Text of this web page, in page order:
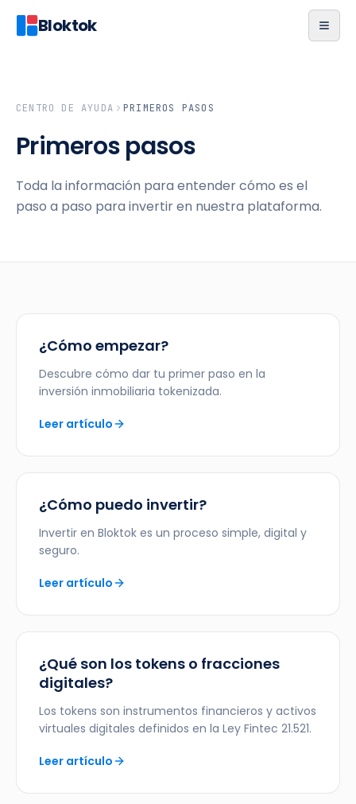
Bloktok
CENTRO DE AYUDA PRIMEROS PASOS
Primeros pasos
Toda la información para entender cómo es el
paso a paso para invertir en nuestra plataforma.
¿Cómo empezar?
Descubre cómo dar tu primer paso en la
inversión inmobiliaria tokenizada.
Leer artículo
¿Cómo puedo invertir?
Invertir en Bloktok es un proceso simple, digital y
seguro.
Leer artículo
¿Qué son los tokens o fracciones
digitales?
Los tokens son instrumentos financieros y activos
virtuales digitales definidos en la Ley Fintec 21.521.
Leer artículo